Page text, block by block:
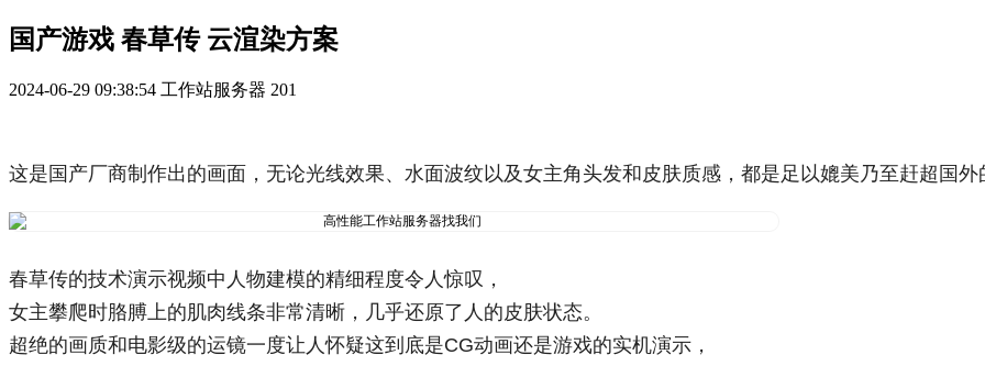
国产游戏 春草传 云渲染方案
2024-06-29 09:38:54 工作站服务器 201
这是国产厂商制作出的画面，无论光线效果、水面波纹以及女主角头发和皮肤质感，都是足以媲美乃至赶超国外
春草传的技术演示视频中人物建模的精细程度令人惊叹，
女主攀爬时胳膊上的肌肉线条非常清晰，几乎还原了人的皮肤状态。
超绝的画质和电影级的运镜一度让人怀疑这到底是CG动画还是游戏的实机演示，